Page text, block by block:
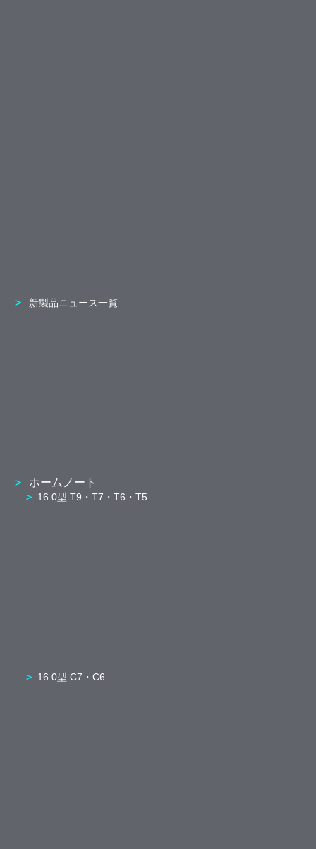
新製品ニュース一覧
ホームノート
16.0型 T9・T7・T6・T5
16.0型 C7・C6